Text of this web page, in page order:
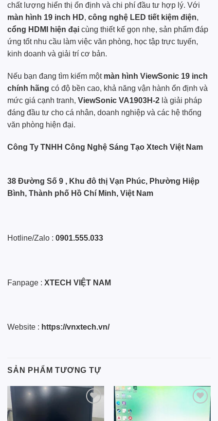
chất lượng hiển thị ổn định và chi phí đầu tư hợp lý. Với
màn hình 19 inch HD, công nghệ LED tiết kiệm điện,
cổng HDMI hiện đại cùng thiết kế gọn nhẹ, sản phẩm đáp
ứng tốt nhu cầu làm việc văn phòng, học tập trực tuyến,
kinh doanh và giải trí cơ bản.
Nếu bạn đang tìm kiếm một màn hình ViewSonic 19 inch
chính hãng có độ bền cao, khả năng vận hành ổn định và
mức giá cạnh tranh, ViewSonic VA1903H-2 là giải pháp
đáng đầu tư cho cá nhân, doanh nghiệp và các hệ thống
văn phòng hiện đại.
Công Ty TNHH Công Nghệ Sáng Tạo Xtech Việt Nam
38 Đường Số 9 , Khu đô thị Vạn Phúc, Phường Hiệp
Bình, Thành phố Hồ Chí Minh, Việt Nam
Hotline/Zalo : 0901.555.033
Fanpage : XTECH VIỆT NAM
Website : https://vnxtech.vn/
SẢN PHẨM TƯƠNG TỰ
Add to
wishlist